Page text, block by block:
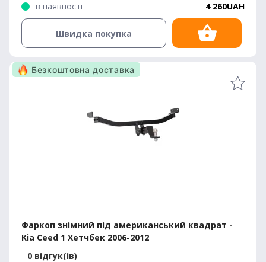
в наявності
4 260UAH
Швидка покупка
Фаркоп знімний під американський квадрат -
Kia Ceed 1 Хетчбек 2006-2012
0 відгук(ів)
Безкоштовна доставка